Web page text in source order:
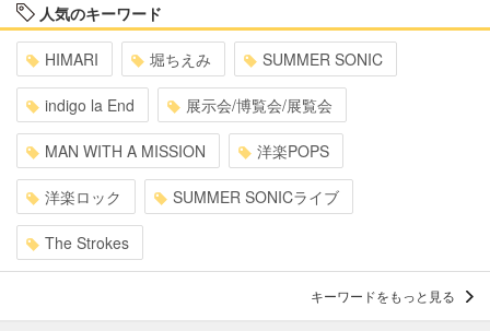
人気のキーワード
HIMARI 堀ちえみ SUMMER SONIC
indigo la End 展示会/博覧会/展覧会
MAN WITH A MISSION 洋楽POPS
洋楽ロック SUMMER SONICライブ
The Strokes
キーワードをもっと見る